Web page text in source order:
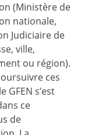
(Ministère de
nationale,
Judiciaire de
ville,
ou région).
ces
GFEN s’est
ce
de